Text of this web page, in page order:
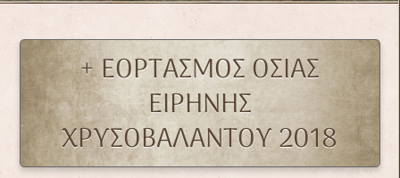
+ ΕΟΡΤΑΣΜΟΣ ΟΣΙΑΣ
ΕΙΡΗΝΗΣ
ΧΡΥΣΟΒΑΛΑΝΤΟΥ 2018